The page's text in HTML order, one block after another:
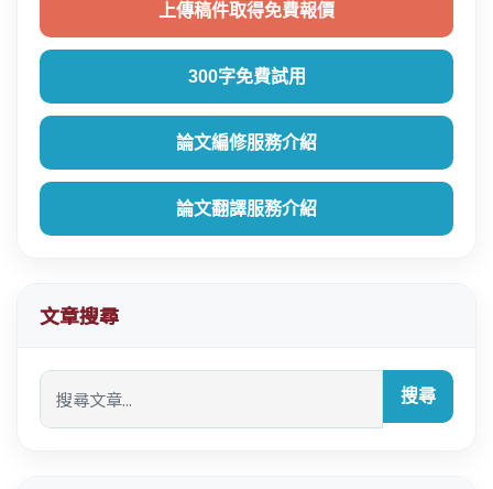
上傳稿件取得免費報價
300字免費試用
論文編修服務介紹
論文翻譯服務介紹
文章搜尋
搜尋